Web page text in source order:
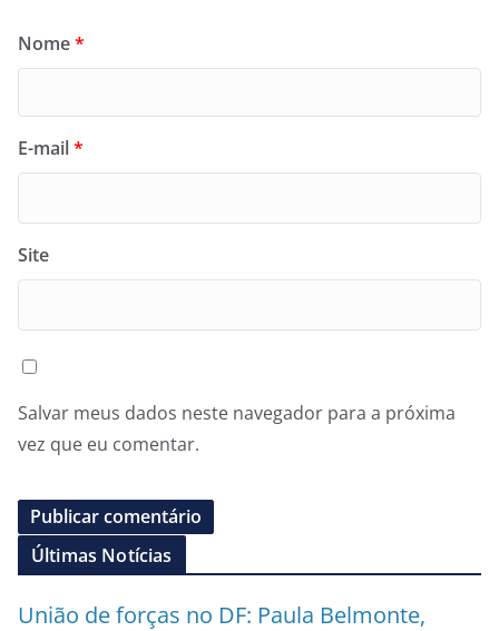
Nome*
E-mail*
Site
Salvar meus dados neste navegador para a próxima
vez que eu comentar.
Últimas Notícias
União de forças no DF: Paula Belmonte,